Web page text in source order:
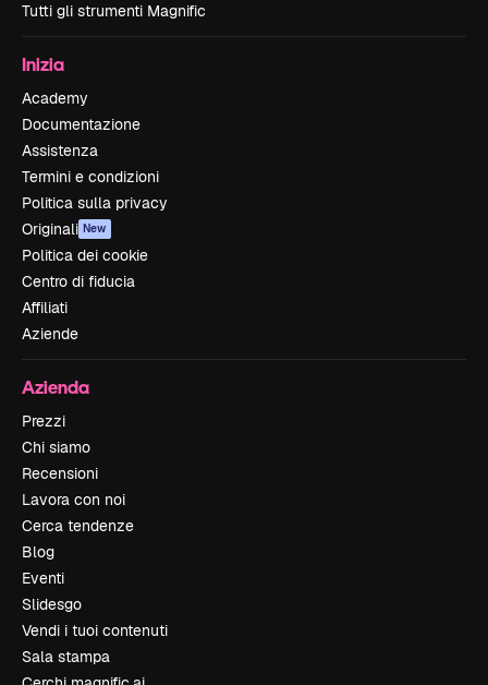
Tutti gli strumenti Magnific
Inizia
Academy
Documentazione
Assistenza
Termini e condizioni
Politica sulla privacy
Originali New
Politica dei cookie
Centro di fiducia
Affiliati
Aziende
Azienda
Prezzi
Chi siamo
Recensioni
Lavora con noi
Cerca tendenze
Blog
Eventi
Slidesgo
Vendi i tuoi contenuti
Sala stampa